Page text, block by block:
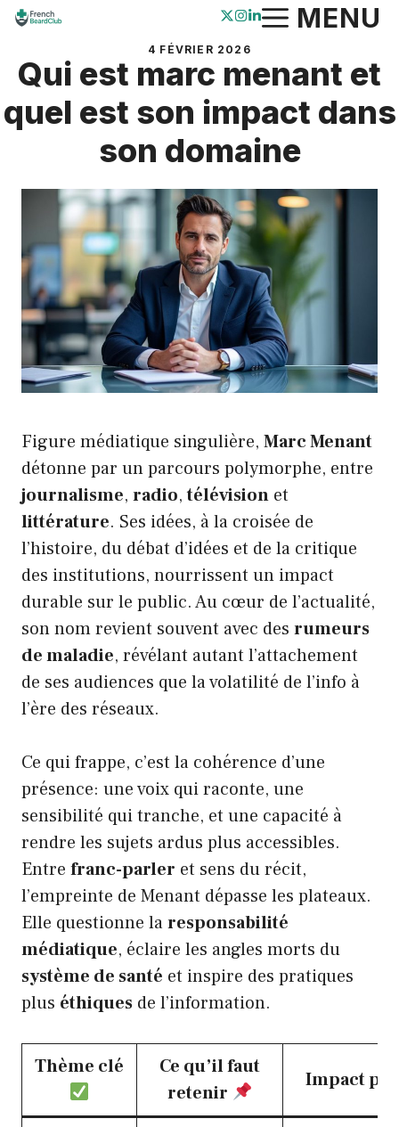
Aller
contenu
MENU
4 FÉVRIER 2026
Qui est marc menant et
quel est son impact dans
son domaine
Figure médiatique singulière, Marc Menant
détonne par un parcours polymorphe, entre
journalisme, radio,télévision et
littérature. Ses idées, à la croisée de
l’histoire, du débat d’idées et de la critique
des institutions, nourrissent un impact
durable sur le public. Au cœur de l’actualité,
son nom revient souvent avec des rumeurs
de maladie, révélant autant l’attachement
de ses audiences que la volatilité de l’info à
l’ère des réseaux.
Ce qui frappe, c’est la cohérence d’une
présence: une voix qui raconte, une
sensibilité qui tranche, et une capacité à
rendre les sujets ardus plus accessibles.
Entre franc-parler et sens du récit,
l’empreinte de Menant dépasse les plateaux.
Elle questionne laresponsabilité
médiatique, éclaire les angles morts du
système de santé et inspire des pratiques
plus éthiques de l’information.
Thème clé
Ce qu’il faut
retenir
Impact